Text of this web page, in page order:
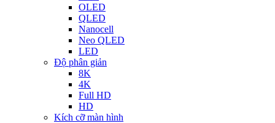
OLED
QLED
Nanocell
Neo QLED
LED
Độ phân giản
8K
4K
Full HD
HD
Kích cỡ màn hình